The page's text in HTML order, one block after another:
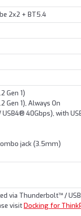
2x2 + BT5.4
Gen 1)
Gen 1), Always On
40Gbps), with
jack (3.5mm)
via Thunderbolt™ /
visitDocking for